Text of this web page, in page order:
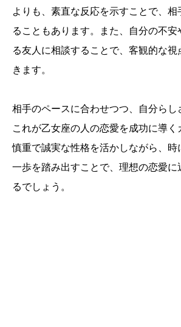
よりも、素直な反応を示すことで、相
ることもあります。また、自分の不安
る友人に相談することで、客観的な
きます。
相手のペースに合わせつつ、自分らし
これが乙女座の人の恋愛を成功に導く
慎重で誠実な性格を活かしながら、時
一歩を踏み出すことで、理想の恋愛に
るでしょう。